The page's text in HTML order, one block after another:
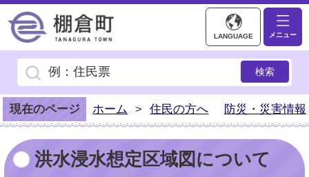
棚倉町ホームページ
LANGUAGE メニュー
現在のページ ホーム > 住民の方へ 防災・災害情報
洪水浸水想定区域図について